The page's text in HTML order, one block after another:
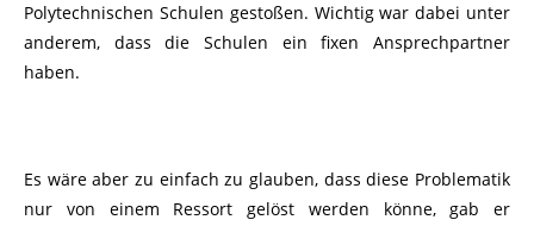
Polytechnischen Schulen gestoßen. Wichtig war dabei unter
anderem, dass die Schulen ein fixen Ansprechpartner
haben.
Es wäre aber zu einfach zu glauben, dass diese Problematik
nur von einem Ressort gelöst werden könne, gab er